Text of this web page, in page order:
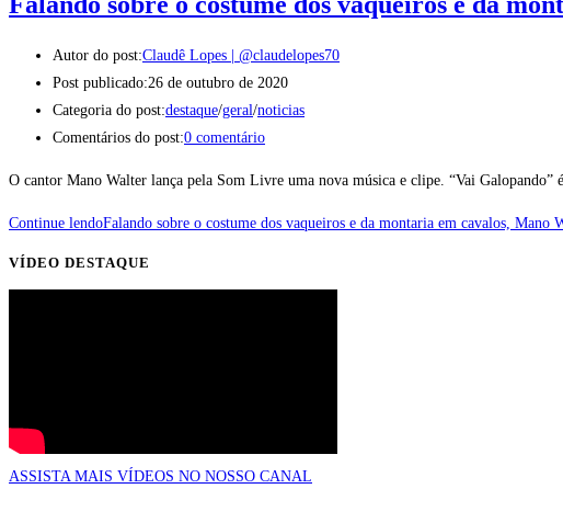
Autor do post:Claudê Lopes | @claudelopes70
Post publicado:26 de outubro de 2020
Categoria do post:destaque/geral/noticias
Comentários do post:0 comentário
O cantor Mano Walter lança pela Som Livre uma nova música e clipe. “Vai
Continue lendoFalando sobre o costume dos vaqueiros e da montaria em cavalos, Mano
VÍDEO DESTAQUE
ASSISTA MAIS VÍDEOS NO NOSSO CANAL